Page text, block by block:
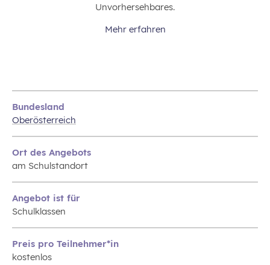
Unvorhersehbares.
Mehr erfahren
Bundesland
Oberösterreich
Ort des Angebots
am Schulstandort
Angebot ist für
Schulklassen
Preis pro Teilnehmer*in
kostenlos